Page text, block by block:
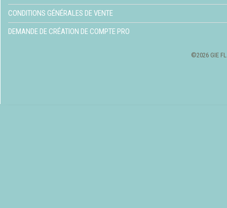
CONDITIONS GÉNÉRALES DE VENTE
DEMANDE DE CRÉATION DE COMPTE PRO
©2026 GIE